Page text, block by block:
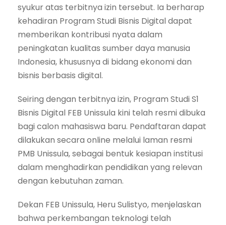
syukur atas terbitnya izin tersebut. Ia berharap
kehadiran Program Studi Bisnis Digital dapat
memberikan kontribusi nyata dalam
peningkatan kualitas sumber daya manusia
Indonesia, khususnya di bidang ekonomi dan
bisnis berbasis digital.
Seiring dengan terbitnya izin, Program Studi S1
Bisnis Digital FEB Unissula kini telah resmi dibuka
bagi calon mahasiswa baru. Pendaftaran dapat
dilakukan secara online melalui laman resmi
PMB Unissula, sebagai bentuk kesiapan institusi
dalam menghadirkan pendidikan yang relevan
dengan kebutuhan zaman.
Dekan FEB Unissula, Heru Sulistyo, menjelaskan
bahwa perkembangan teknologi telah